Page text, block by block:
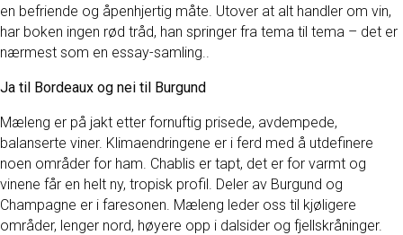
en befriende og åpenhjertig måte. Utover at alt handler om vin,
har boken ingen rød tråd, han springer fra tema til tema – det er
nærmest som en essay-samling..
Ja til Bordeaux og nei til Burgund
Mæleng er på jakt etter fornuftig prisede, avdempede,
balanserte viner. Klimaendringene er i ferd med å utdefinere
noen områder for ham. Chablis er tapt, det er for varmt og
vinene får en helt ny, tropisk profil. Deler av Burgund og
Champagne er i faresonen. Mæleng leder oss til kjøligere
områder, lenger nord, høyere opp i dalsider og fjellskråninger.